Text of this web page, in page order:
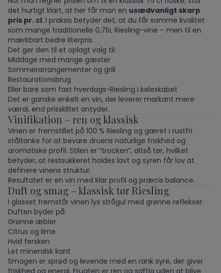
det hurtigt klart, at her får man en usædvanligt skarp
pris pr. cl. I praksis betyder det, at du får samme kvalitet
som mange traditionelle 0,75L Riesling-vine – men til en
mærkbart bedre literpris.
Det gør den til et oplagt valg til:
Middage med mange gæster
Sommerarrangementer og grill
Restaurationsbrug
Eller bare som fast hverdags-Riesling i køleskabet
Det er ganske enkelt en vin, der leverer markant mere
værdi, end prisskiltet antyder.
Vinifikation – ren og klassisk
Vinen er fremstillet på 100 % Riesling og gæret i rustfri
ståltanke for at bevare druens naturlige friskhed og
aromatiske profil. Stilen er “trocken”, altså tør, hvilket
betyder, at restsukkeret holdes lavt og syren får lov at
definere vinens struktur.
Resultatet er en vin med klar profil og præcis balance.
Duft og smag – klassisk tør Riesling
I glasset fremstår vinen lys strågul med grønne reflekser.
Duften byder på:
Grønne æbler
Citrus og lime
Hvid fersken
Let mineralsk kant
Smagen er sprød og levende med en rank syre, der giver